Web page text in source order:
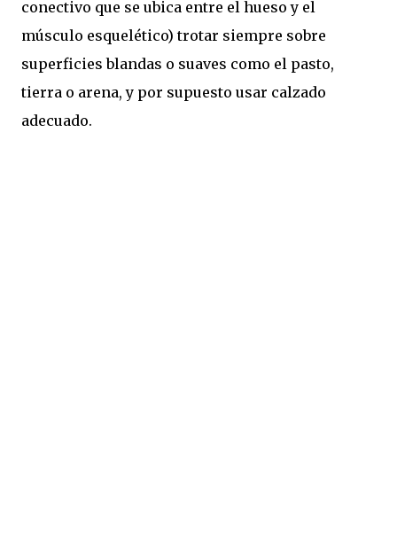
conectivo que se ubica entre el hueso y el
músculo esquelético) trotar siempre sobre
superficies blandas o suaves como el pasto,
tierra o arena, y por supuesto usar calzado
adecuado.